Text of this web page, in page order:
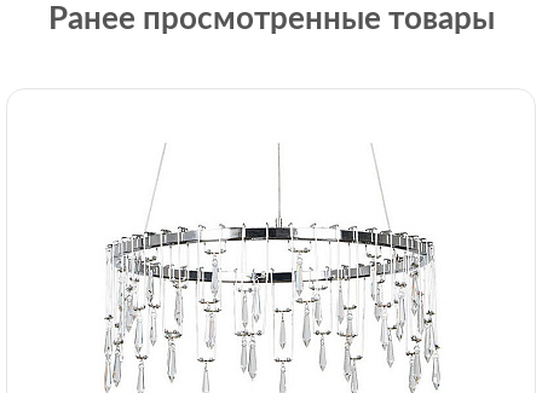
Ранее просмотренные товары